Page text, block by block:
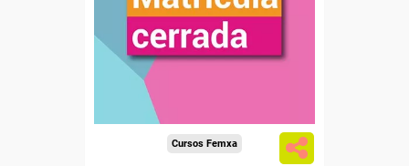
Cursos Femxa